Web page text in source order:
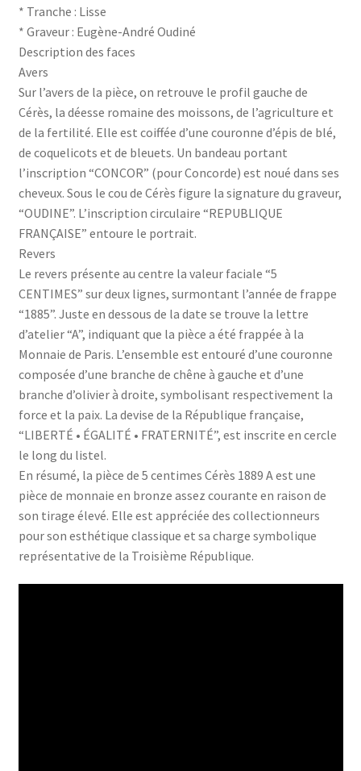
* Tranche : Lisse
* Graveur : Eugène-André Oudiné
Description des faces
Avers
Sur l’avers de la pièce, on retrouve le profil gauche de
Cérès, la déesse romaine des moissons, de l’agriculture et
de la fertilité. Elle est coiffée d’une couronne d’épis de blé,
de coquelicots et de bleuets. Un bandeau portant
l’inscription “CONCOR” (pour Concorde) est noué dans ses
cheveux. Sous le cou de Cérès figure la signature du graveur,
“OUDINE”. L’inscription circulaire “REPUBLIQUE
FRANÇAISE” entoure le portrait.
Revers
Le revers présente au centre la valeur faciale “5
CENTIMES” sur deux lignes, surmontant l’année de frappe
“1885”. Juste en dessous de la date se trouve la lettre
d’atelier “A”, indiquant que la pièce a été frappée à la
Monnaie de Paris. L’ensemble est entouré d’une couronne
composée d’une branche de chêne à gauche et d’une
branche d’olivier à droite, symbolisant respectivement la
force et la paix. La devise de la République française,
“LIBERTÉ • ÉGALITÉ • FRATERNITÉ”, est inscrite en cercle
le long du listel.
En résumé, la pièce de 5 centimes Cérès 1889 A est une
pièce de monnaie en bronze assez courante en raison de
son tirage élevé. Elle est appréciée des collectionneurs
pour son esthétique classique et sa charge symbolique
représentative de la Troisième République.